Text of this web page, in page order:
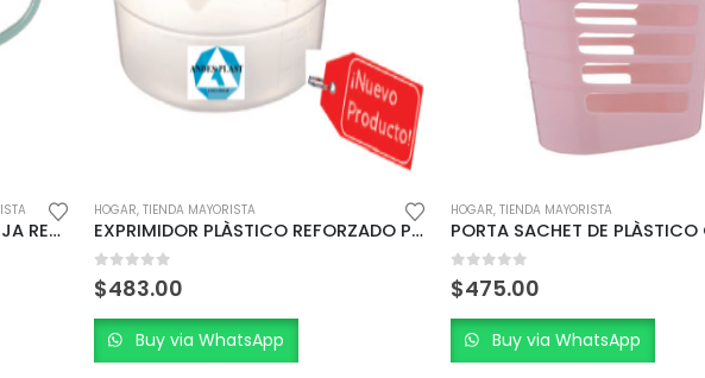
EXPRIMIDOR PLÀSTICO REFORZADO PARA CÌTRICOS 500 CC.
HOGAR, TIENDA MAYORISTA
PORTA SACHET DE PLÀSTICO CON AZA 1 Lt.
0 out of 5
$475.00
Buy via WhatsApp
HOGAR, INFANTIL,PLÁSTICOS
0 out of 5
$584.00
Buy via WhatsApp